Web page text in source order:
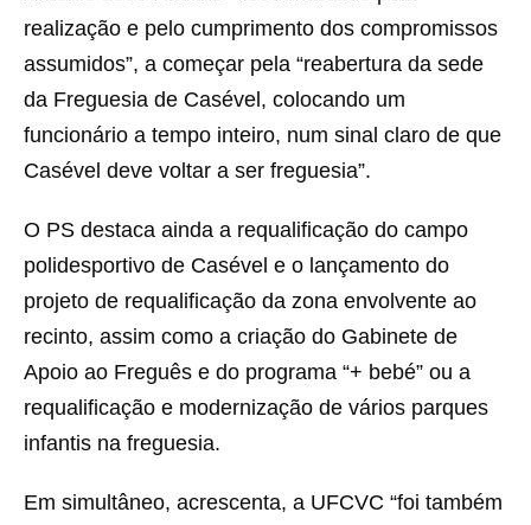
realização e pelo cumprimento dos compromissos
assumidos”, a começar pela “reabertura da sede
da Freguesia de Casével, colocando um
funcionário a tempo inteiro, num sinal claro de que
Casével deve voltar a ser freguesia”.
O PS destaca ainda a requalificação do campo
polidesportivo de Casével e o lançamento do
projeto de requalificação da zona envolvente ao
recinto, assim como a criação do Gabinete de
Apoio ao Freguês e do programa “+ bebé” ou a
requalificação e modernização de vários parques
infantis na freguesia.
Em simultâneo, acrescenta, a UFCVC “foi também